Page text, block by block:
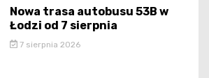
Nowa trasa autobusu 53B w
Łodzi od 7 sierpnia
7 sierpnia 2026